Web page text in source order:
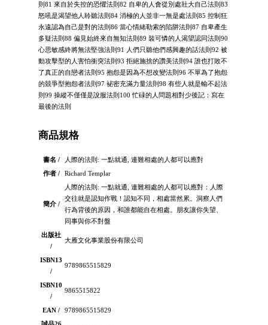
則81 來自於失控的恐懼法則82 自卑的人會從別處壯大自己法則83
怒吼是渴望他人聆聽法則84 消極的人並非一無是處法則85 控制狂
永遠認為自己是對的法則86 當心情緒勒索的陷阱法則87 自卑產生
多疑法則88 偏見始終來自無知法則89 裝可憐的人渴望認同法則90
心思敏感終將無法堅強法則91 人們只聽他們感興趣的話法則92 被
動攻擊型的人害怕衝突法則93 拒絕施捨的讚美法則94 誰也打敗不
了真正的自戀者法則95 抱怨是因為不想改變法則96 不單為了抱怨
的競爭型抱怨者法則97 袐密充滿力量法則98 有些人就是輸不起法
則99 操縱不僅僅是說服法則100 忙碌的人問題相對少後記：寫在
最後的法則
商品規格
書名 /
人際的法則: 一點就通, 連難相處的人都可以應對
作者 /
Richard Templar
簡介 /
人際的法則: 一點就通, 連難相處的人都可以應對：人際
交往就是認知作戰！認知不同，相處當然累。洞察人們
行為背後的原因，和誰都能自在相處。朋友讓你失望、
同事與你不對盤
出版社
/
大雁文化事業股份有限公司
ISBN13
/
9789865515829
ISBN10
/
9865515822
EAN /
9789865515829